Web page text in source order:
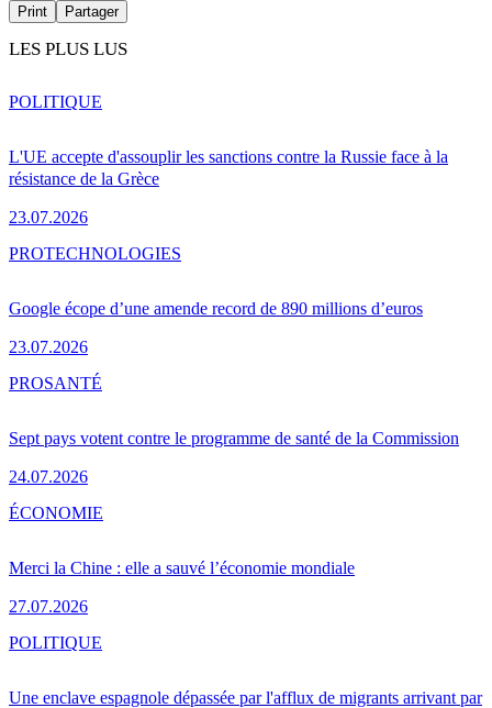
Print Partager
LES PLUS LUS
L'UE accepte d'assouplir les sanctions contre la Russie face à la
résistance de la Grèce
23.07.2026
POLITIQUE
Google écope d’une amende record de 890 millions d’euros
23.07.2026
PROTECHNOLOGIES
Sept pays votent contre le programme de santé de la Commission
24.07.2026
PROSANTÉ
Merci la Chine : elle a sauvé l’économie mondiale
27.07.2026
ÉCONOMIE
Une enclave espagnole dépassée par l'afflux de migrants arrivant par
POLITIQUE